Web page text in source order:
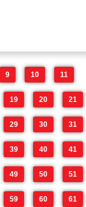
9 10 11
19 20 21
29 30 31
39 40 41
49 50 51
59 60 61